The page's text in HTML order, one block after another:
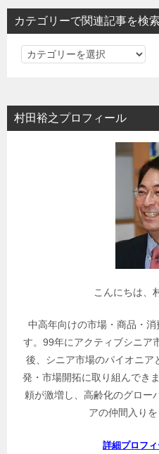
ョ
ン
カテゴリーで関連記事を検索
カ
リ
ー
村田裕之プロフィール
こんにちは、
中高年向けの市場・商品・
す。99年にアクティブシニア
後、シニア市場のパイオニア
発・市場開拓に取り組んでき
頼が激増し、高齢化のグロー
アの仲間入りを
詳細プロフ